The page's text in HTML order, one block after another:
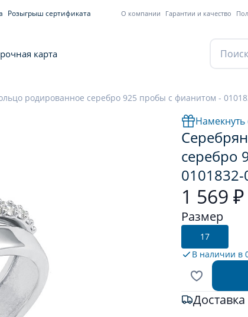
Розыгрыш сертификата О компании Гарантии и качество
карта
родированное серебро 925 пробы с фианитом -
серебро
1 569 ₽
Размер
17
В наличии в
Доставка